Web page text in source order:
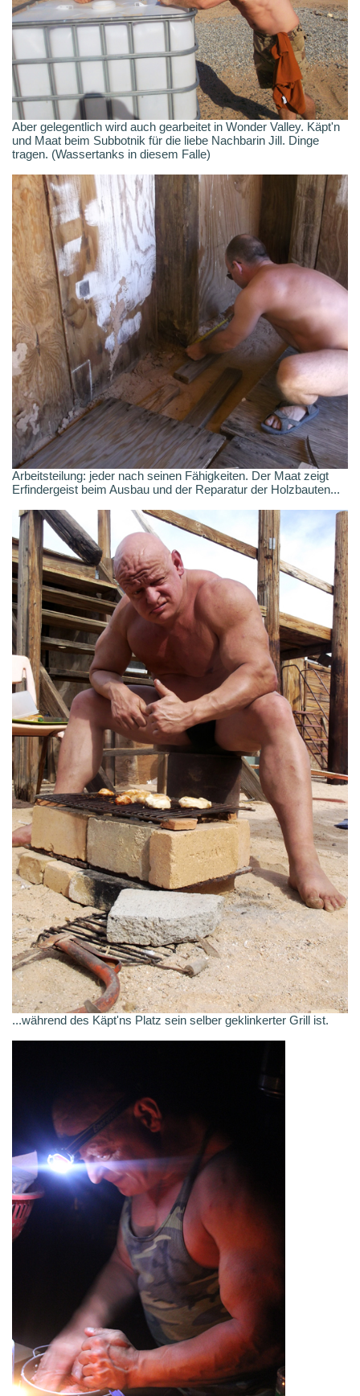
Aber gelegentlich wird auch gearbeitet in Wonder Valley. Käpt'n
und Maat beim Subbotnik für die liebe Nachbarin Jill. Dinge
tragen. (Wassertanks in diesem Falle)
Arbeitsteilung: jeder nach seinen Fähigkeiten. Der Maat zeigt
Erfindergeist beim Ausbau und der Reparatur der Holzbauten...
...während des Käpt'ns Platz sein selber geklinkerter Grill ist.